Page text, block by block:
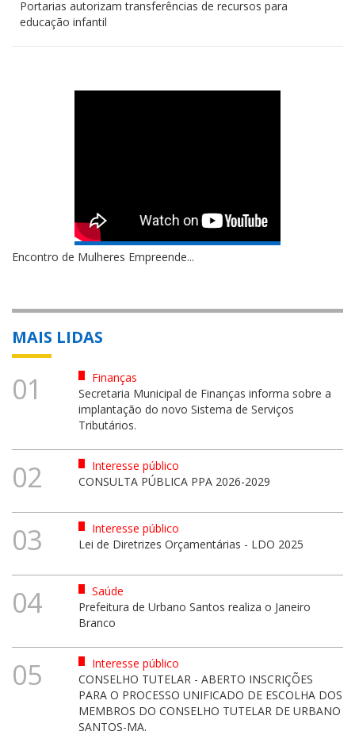
Portarias autorizam transferências de recursos para
educação infantil
Encontro de Mulheres Empreende...
MAIS LIDAS
01
Finanças
Secretaria Municipal de Finanças informa sobre a
implantação do novo Sistema de Serviços
Tributários.
02
Interesse público
CONSULTA PÚBLICA PPA 2026-2029
03
Interesse público
Lei de Diretrizes Orçamentárias - LDO 2025
04
Saúde
Prefeitura de Urbano Santos realiza o Janeiro
Branco
05
Interesse público
CONSELHO TUTELAR - ABERTO INSCRIÇÕES
PARA O PROCESSO UNIFICADO DE ESCOLHA DOS
MEMBROS DO CONSELHO TUTELAR DE URBANO
SANTOS-MA.